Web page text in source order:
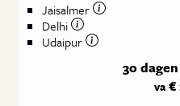
Jaisalmer
Delhi
Udaipur
30 dagen
va€